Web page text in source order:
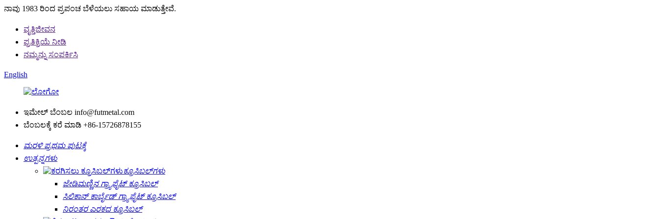
ನಾವು 1983 ರಿಂದ ಪ್ರಪಂಚ ಬೆಳೆಯಲು ಸಹಾಯ ಮಾಡುತ್ತೇವೆ.
ವೃತ್ತಿಜೀವನ
ಪ್ರತಿಕ್ರಿಯೆ ನೀಡಿ
ನಮ್ಮನ್ನು ಸಂಪರ್ಕಿಸಿ
English
ಇಮೇಲ್ ಬೆಂಬಲ info@futmetal.com
ಬೆಂಬಲಕ್ಕೆ ಕರೆ ಮಾಡಿ +86-15726878155
ಮರಳಿ ಪ್ರಥಮ ಪುಟಕ್ಕೆ
ಉತ್ಪನ್ನಗಳು
ಕ್ರೂಸಿಬಲ್‌ಗಳು
ಜೇಡಿಮಣ್ಣಿನ ಗ್ರ್ಯಾಫೈಟ್ ಕ್ರೂಸಿಬಲ್
ಸಿಲಿಕಾನ್ ಕಾರ್ಬೈಡ್ ಗ್ರ್ಯಾಫೈಟ್ ಕ್ರೂಸಿಬಲ್
ನಿರಂತರ ಎರಕದ ಕ್ರೂಸಿಬಲ್